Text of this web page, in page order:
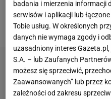
wokół Zondacrypto
które były przez nią
badania i mierzenia informacji
serwisów i aplikacji lub
Tobie usług. W określonych
danych nie wymaga zgody i
uzasadniony interes
S.A. – lub Zaufanych
możesz się sprzeciwić,
Zaawansowanych” lub przez
zależności od zakresu